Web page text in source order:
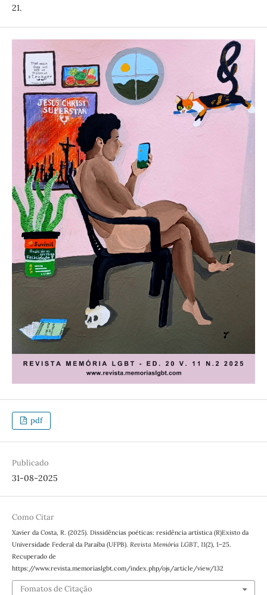
21.
pdf
Publicado
31-08-2025
Como Citar
Xavier da Costa, R. (2025). Dissidências poéticas: residência artística (R)Existo da
Universidade Federal da Paraíba (UFPB). Revista Memória LGBT, 11(2), 1–25.
Recuperado de
https://www.revista.memoriaslgbt.com/index.php/ojs/article/view/132
Fomatos de Citação